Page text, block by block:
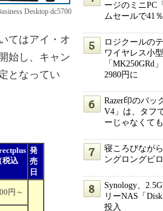
Desktop dc5700
てはアイ・オ
始し、キャン
となってい
税込
発
売
日
円～
ージのミニPC
ムセールで41
ロジクールの
ワイヤレス小
「MK250GRd
2980円に
Razer印のバッ
V4」は、タフ
ーじゃなくて
寝ころびなが
ングロングピロ
Synology、
リーNAS「
投入